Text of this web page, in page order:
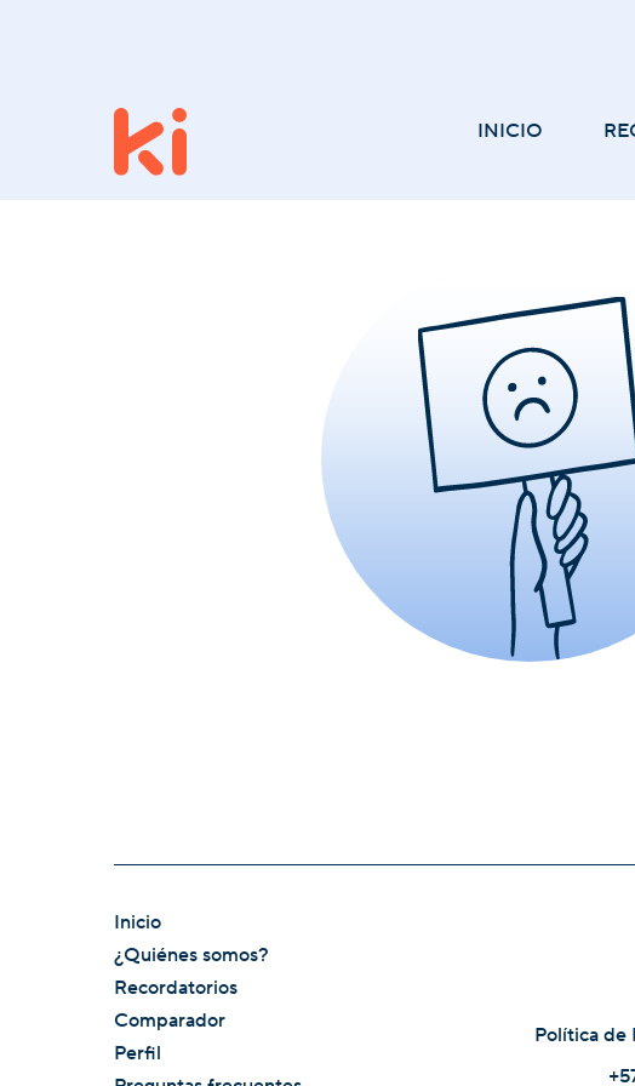
INICIO
Inicio
¿Quiénes somos?
Recordatorios
Comparador
Perfil
Política de